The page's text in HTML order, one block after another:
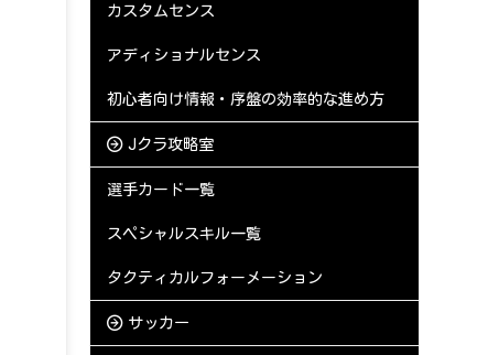
カスタムセンス
アディショナルセンス
初心者向け情報・序盤の効率的な進め方
Jクラ攻略室
選手カード一覧
スペシャルスキル一覧
タクティカルフォーメーション
サッカー